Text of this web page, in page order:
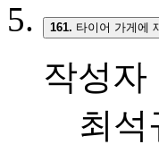
161. 타이어 가게에
작성자
최석